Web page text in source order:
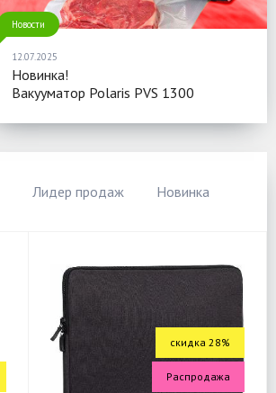
Новости
12.07.2025
Новинка!
Вакууматор Polaris PVS 1300
Лидер продаж Новинка
скидка 28%
Распродажа